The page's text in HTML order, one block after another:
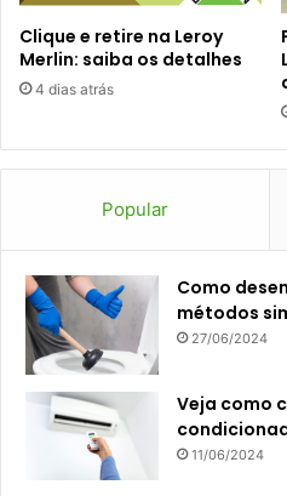
Clique e retire na Leroy
Merlin: saiba os detalhes
4 dias atrás
Popular
Como
métodos
27/06/2024
Veja como
11/06/2024